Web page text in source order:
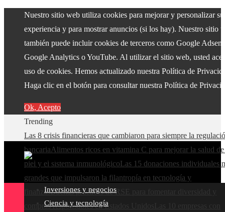
Nuestro sitio web utiliza cookies para mejorar y personalizar su
experiencia y para mostrar anuncios (si los hay). Nuestro sitio
también puede incluir cookies de terceros como Google
Google Analytics o YouTube. Al utilizar el sitio web, usted
uso de cookies. Hemos actualizado nuestra Política de
Haga clic en el botón para consultar nuestra Política de
Ok, Acepto
Trending
Las 8 crisis financieras que cambiaron para siempre la
bancariaAlimentos ricos en vitamina C para mejorar la salud
piel y el sistema inmunológicoLas 15 donaciones individuales
grandes que impulsaron la filantropía en tecnología y
finanzasBuenas prácticas de RSE para fomentar diversidad y
compras responsables en Estados Unidos
Inversiones y negocios
Ciencia y tecnología